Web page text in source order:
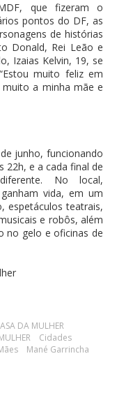
que fizeram o
pontos do DF, as
de histórias
Donald, Rei Leão e
Izaias Kelvin, 19, se
muito feliz em
muito a minha mãe e
junho, funcionando
22h, e a cada final de
No local,
vida, em um
espetáculos teatrais,
e robôs, além
no gelo e oficinas de
DA MULHER
Cidades
Mané Garrincha